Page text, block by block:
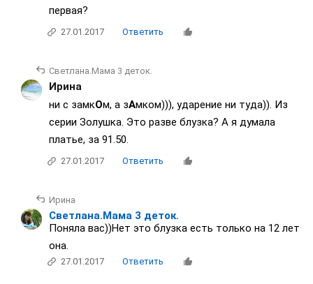
первая?
27.01.2017 Ответить
Светлана.Мама 3 деток.
Ирина
ни с замкОм, а зАмком))), ударение ни туда)). Из
серии Золушка. Это разве блузка? А я думала
платье, за 91.50.
27.01.2017 Ответить
Ирина
Светлана.Мама 3 деток.
Поняла вас))Нет это блузка есть только на 12 лет
она.
27.01.2017 Ответить